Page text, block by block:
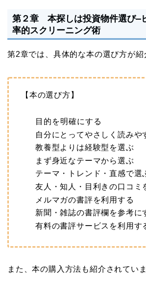
第２章 本探しは投資物件選び―
率的スクリーニング術
第2章では、具体的な本の選び方が紹
【本の選び方】
目的を明確にする
自分にとってやさしく読みや
教養型よりは経験型を選ぶ
まず身近なテーマから選ぶ
テーマ・トレンド・直感で選
友人・知人・目利きの口コミ
メルマガの書評を利用する
新聞・雑誌の書評欄を参考に
有料の書評サービスを利用す
また、本の購入方法も紹介されていま